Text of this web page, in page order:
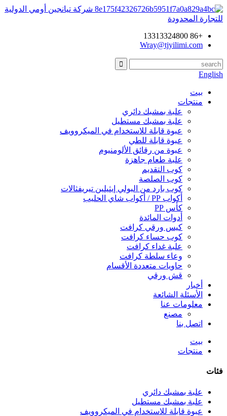
شركة تيانجين أومي الدولية
للتجارة المحدودة
+86 13313324800
Wray@tjyilimi.com
English
بيت
منتجات
علبة بمشبك دائري
علبة بمشبك مستطيل
عبوة قابلة للاستخدام في الميكروويف
عبوة قابلة للطي
عبوة من رقائق الألومنيوم
علبة طعام جاهزة
كوب التقديم
كوب الصلصة
كوب بارد من البولي إيثيلين تيريفثالات
أكواب PP / أكواب شاي الحليب
كأس PP
أدوات المائدة
كيس ورقي كرافت
كوب حساء كرافت
علبة غداء كرافت
وعاء سلطة كرافت
حاويات متعددة الأقسام
قش ورقي
أخبار
الأسئلة الشائعة
معلومات عنا
مصنع
اتصل بنا
بيت
منتجات
فئات
علبة بمشبك دائري
علبة بمشبك مستطيل
عبوة قابلة للاستخدام في الميكروويف